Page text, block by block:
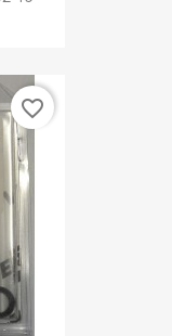
favorite_border